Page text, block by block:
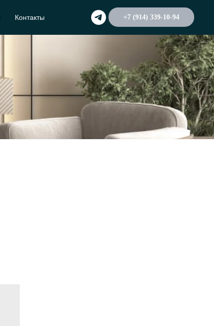
Контакты +7 (914) 339-10-94